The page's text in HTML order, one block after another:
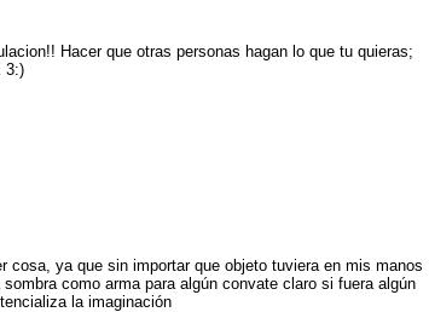
Hacer que otras personas hagan lo que tu quieras;
3:)
cosa, ya que sin importar que objeto tuviera en mis manos
como arma para algún convate claro si fuera algún
la imaginación